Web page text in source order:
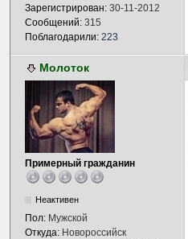
Зарегистрирован: 30-11-2012
Сообщений: 315
Поблагодарили: 223
Молоток
Примерный гражданин
Неактивен
Пол: Мужской
Откуда: Новороссийск